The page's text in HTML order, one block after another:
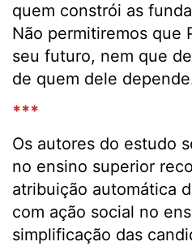
quem constrói as
Não permitiremos que
seu futuro, nem que
de quem dele
***
Os autores do estudo
no ensino superior
atribuição automática
com ação social no
simplificação das